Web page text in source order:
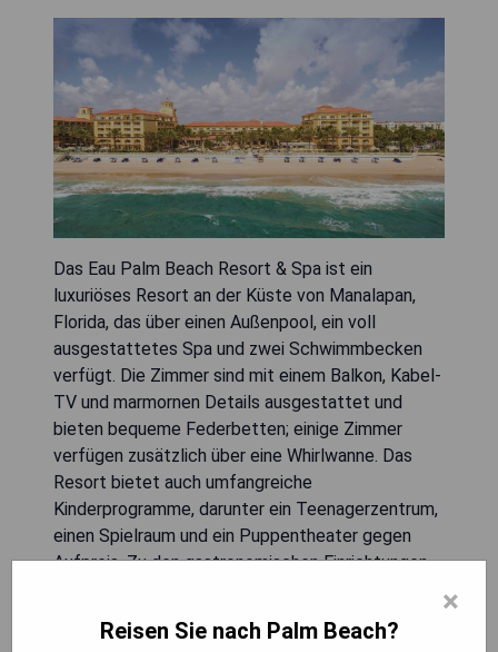
Das Eau Palm Beach Resort & Spa ist ein
luxuriöses Resort an der Küste von Manalapan,
Florida, das über einen Außenpool, ein voll
ausgestattetes Spa und zwei Schwimmbecken
verfügt. Die Zimmer sind mit einem Balkon, Kabel-
TV und marmornen Details ausgestattet und
bieten bequeme Federbetten; einige Zimmer
verfügen zusätzlich über eine Whirlwanne. Das
Resort bietet auch umfangreiche
Kinderprogramme, darunter ein Teenagerzentrum,
einen Spielraum und ein Puppentheater gegen
Aufpreis. Zu den gastronomischen Einrichtungen
Restaurant Angle. In der Nähe befinden sich
×
Reisen Sie nach Palm Beach?